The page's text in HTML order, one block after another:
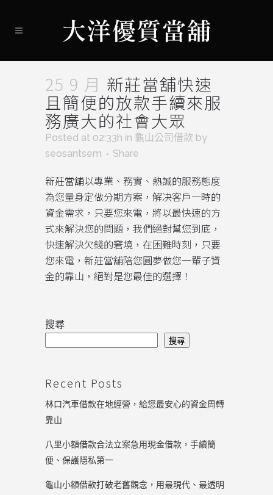
25 9 月 新莊當舖快速
且簡便的放款手續來服
務廣大的社會大眾
Posted at 02:33h in 龜山公司借款 by
seosantsem
Share
新莊當舖以專業、務實、熱誠的服務態度
為您量身定做分期方案，解决客戶一時的
資金需求，只要您來電，將以最快速的方
式來解決您的問題，我們絕對幫您到底，
快速解決欠錢的窘境，在困難時刻，只要
您來電，新莊當舖陪您圓夢做您一輩子資
金的靠山，絕對是您最佳的選擇！
搜尋
搜尋
Recent Posts
林口汽車借款在地經營，給您最安心的資金周轉
靠山
八里小額借款合法立案急用現金借款，手續簡
便、保護隱私第一
龜山小額借款打破老舊觀念，用最現代、最透明